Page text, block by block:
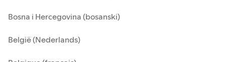
Bosna i Hercegovina (bosanski)
België (Nederlands)